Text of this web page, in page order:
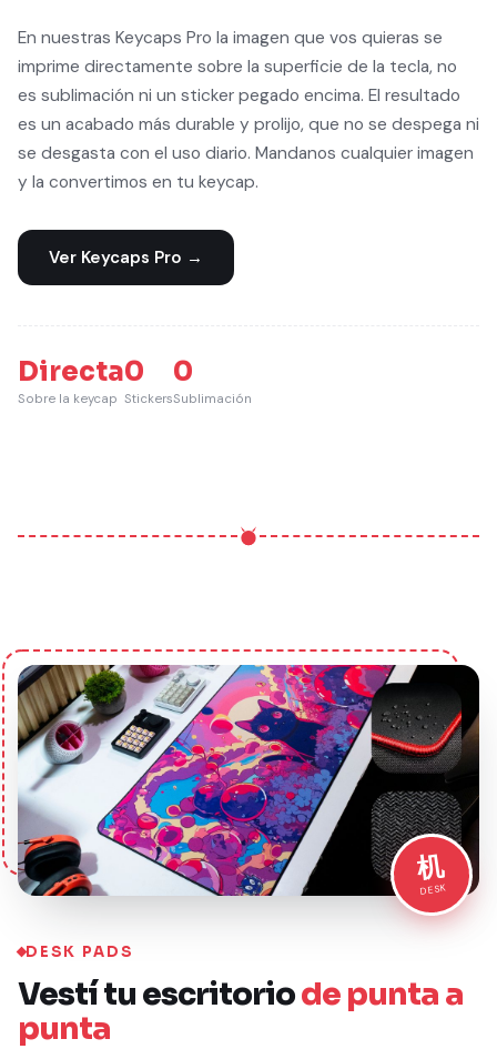
En nuestras Keycaps Pro la imagen que vos quieras se
imprime directamente sobre la superficie de la tecla, no
es sublimación ni un sticker pegado encima. El resultado
es un acabado más durable y prolijo, que no se despega ni
se desgasta con el uso diario. Mandanos cualquier imagen
y la convertimos en tu keycap.
Ver Keycaps Pro →
Directa
Sobre la keycap
0
Stickers
0
Sublimación
机
DESK
DESK PADS
Vestí tu escritoriode punta a
punta